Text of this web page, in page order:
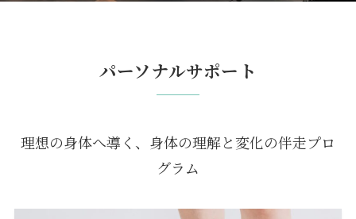
パーソナルサポート
理想の身体へ導く、身体の理解と変化の伴走プロ
グラム